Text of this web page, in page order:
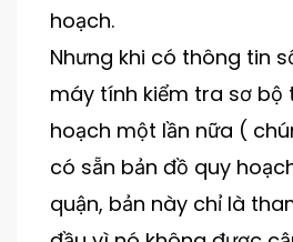
hoạch.
Nhưng khi có thông tin
máy tính kiểm tra sơ bộ
hoạch một lần nữa (
có sẵn bản đồ quy
quận, bản này chỉ là